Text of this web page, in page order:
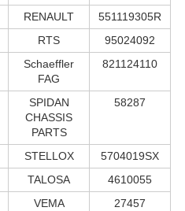
RENAULT
551119305R
RTS
95024092
Schaeffler
FAG
821124110
SPIDAN
CHASSIS
PARTS
58287
STELLOX
5704019SX
TALOSA
4610055
VEMA
27457